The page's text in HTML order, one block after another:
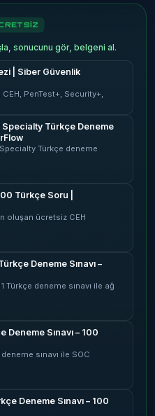
sonucunu gör, belgeni al.
| Siber Güvenlik
PenTest+, Security+,
Türkçe Deneme
Türkçe deneme
Türkçe Soru |
oluşan ücretsiz CEH
Deneme Sınavı –
deneme sınavı ile ağ
Deneme Sınavı – 100
sınavı ile SOC
Deneme Sınavı – 100